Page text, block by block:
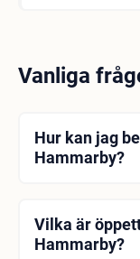
Vanliga
Hur kan jag
Hammarby?
beställning
de produkter du
Vilka är
Hammarby?